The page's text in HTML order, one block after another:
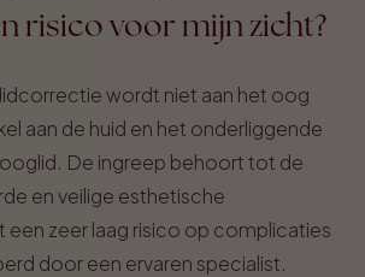
risico voor mijn zicht?
wordt niet aan het oog
aan de huid en het onderliggende
De ingreep behoort tot de
en veilige esthetische
een zeer laag risico op complicaties
door een ervaren specialist.